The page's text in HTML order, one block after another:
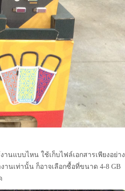
นแบบไหน ใช้เก็บไฟล์เอกสารเพียงอย่าง
านเท่านั้น ก็อาจเลือกซื้อที่ขนาด 4-8 GB